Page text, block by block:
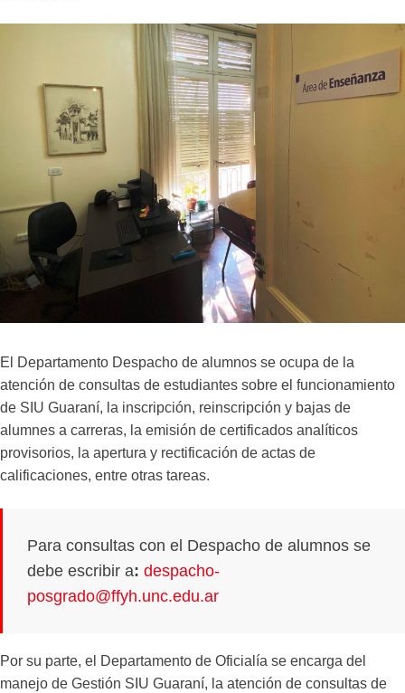
El Departamento Despacho de alumnos se ocupa de la
atención de consultas de estudiantes sobre el funcionamiento
de SIU Guaraní, la inscripción, reinscripción y bajas de
alumnes a carreras, la emisión de certificados analíticos
provisorios, la apertura y rectificación de actas de
calificaciones, entre otras tareas.
Para consultas con el Despacho de alumnos se
debe escribir a: despacho-
posgrado@ffyh.unc.edu.ar
Por su parte, el Departamento de Oficialía se encarga del
manejo de Gestión SIU Guaraní, la atención de consultas de